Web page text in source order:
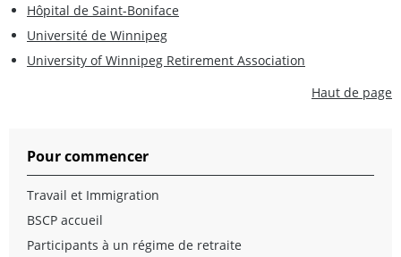
Hôpital de Saint-Boniface
Université de Winnipeg
University of Winnipeg Retirement Association
Haut de page
Pour commencer
Travail et Immigration
BSCP accueil
Participants à un régime de retraite